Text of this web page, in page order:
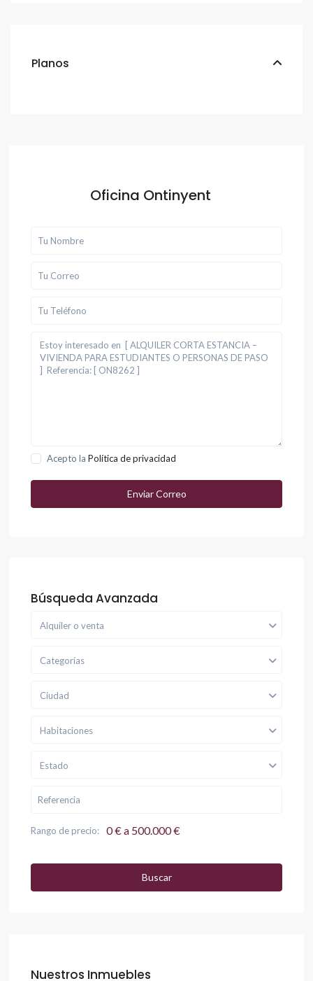
Planos
Oficina Ontinyent
Acepto laPolítica de privacidad
Búsqueda Avanzada
Alquiler o venta
Categorías
Ciudad
Habitaciones
Estado
Rango de precio: 0 € a 500.000 €
Buscar
Nuestros Inmuebles